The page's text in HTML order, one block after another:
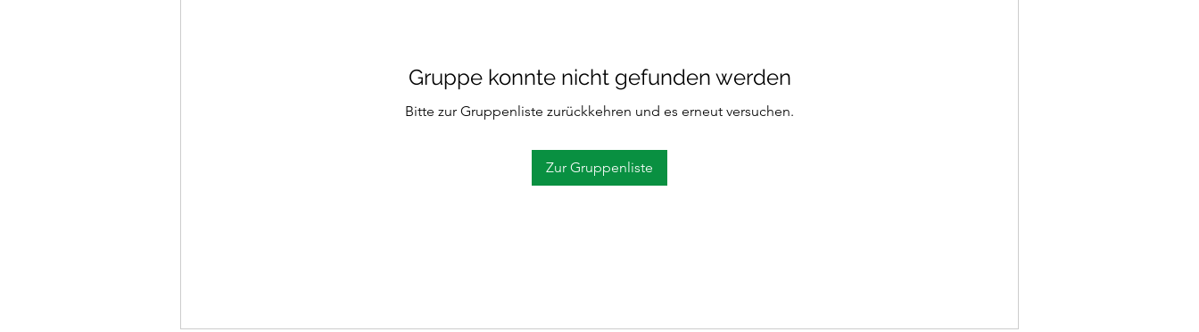
Gruppe konnte nicht gefunden werden
Bitte zur Gruppenliste zurückkehren und es erneut versuchen.
Zur Gruppenliste